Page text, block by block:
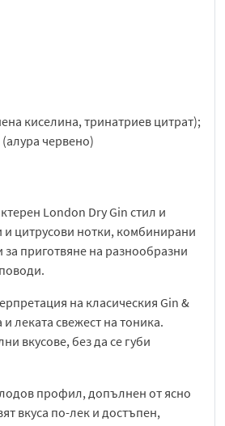
киселина, тринатриев цитрат);
червено)
London Dry Gin стил и
и цитрусови нотки, комбинирани
приготвяне на разнообразни
на класическия Gin &
леката свежест на тоника.
вкусове, без да се губи
профил, допълнен от ясно
вкуса по-лек и достъпен,